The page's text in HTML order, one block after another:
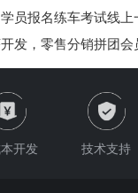
员报名练车考试线上
发，零售分销拼团会
开发 技术支持